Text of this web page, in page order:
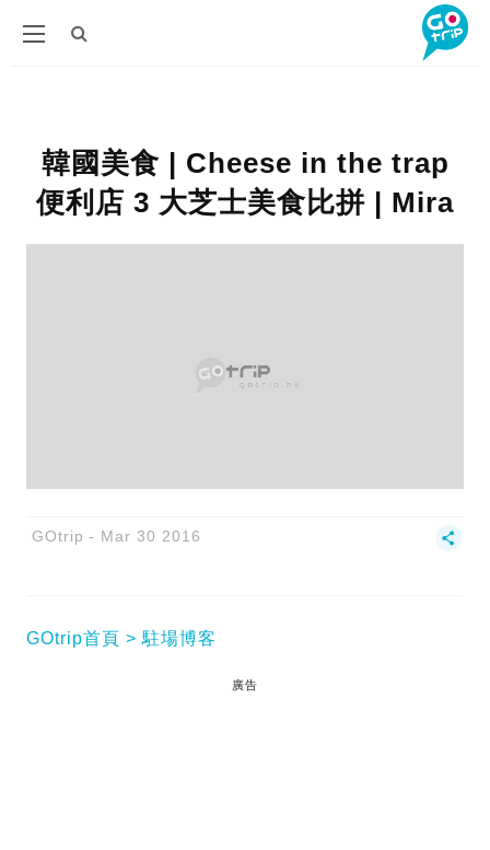
韓國美食 | Cheese in the trap
便利店 3 大芝士美食比拼 | Mira
GOtrip Mar 30 2016
GOtrip首頁 駐場博客
廣告